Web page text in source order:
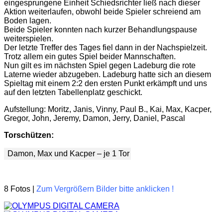
eingesprungene Einheit Schiedsrichter ließ nach dieser
Aktion weiterlaufen, obwohl beide Spieler schreiend am
Boden lagen.
Beide Spieler konnten nach kurzer Behandlungspause
weiterspielen.
Der letzte Treffer des Tages fiel dann in der Nachspielzeit.
Trotz allem ein gutes Spiel beider Mannschaften.
Nun gilt es im nächsten Spiel gegen Ladeburg die rote
Laterne wieder abzugeben. Ladeburg hatte sich an diesem
Spieltag mit einem 2:2 den ersten Punkt erkämpft und uns
auf den letzten Tabellenplatz geschickt.
Aufstellung: Moritz, Janis, Vinny, Paul B., Kai, Max, Kacper,
Gregor, John, Jeremy, Damon, Jerry, Daniel, Pascal
Torschützen:
Damon, Max und Kacper – je 1 Tor
8 Fotos | Zum Vergrößern Bilder bitte anklicken !